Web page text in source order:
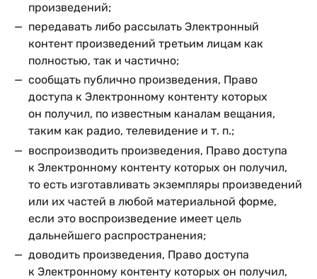
произведений;
передавать либо рассылать Электронный
контент произведений третьим лицам как
полностью, так и частично;
сообщать публично произведения, Право
доступа к Электронному контенту которых
он получил, по известным каналам вещания,
таким как радио, телевидение и т. п.;
воспроизводить произведения, Право доступа
к Электронному контенту которых он получил,
то есть изготавливать экземпляры произведений
или их частей в любой материальной форме,
если это воспроизведение имеет цель
дальнейшего распространения;
доводить произведения, Право доступа
к Электронному контенту которых он получил,